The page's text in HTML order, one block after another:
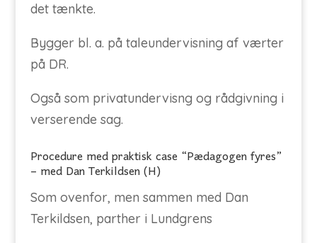
det tænkte.
Bygger bl. a. på taleundervisning af værter
på DR.
Også som privatundervisng og rådgivning i
verserende sag.
Procedure med praktisk case “Pædagogen fyres”
– med Dan Terkildsen (H)
Som ovenfor, men sammen med Dan
Terkildsen, parther i Lundgrens